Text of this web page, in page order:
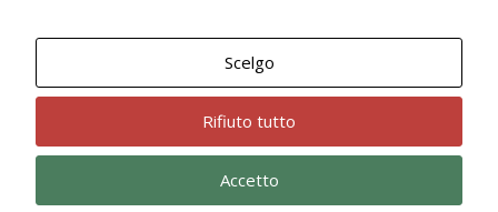
22 LUGLIO 2026
Scelgo
Rifiuto tutto
Accetto